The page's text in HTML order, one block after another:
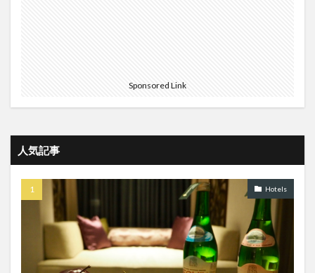
Sponsored Link
人気記事
Hotels